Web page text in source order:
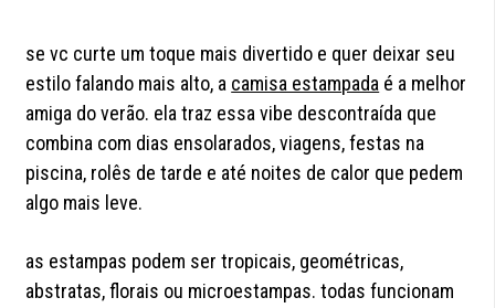
se vc curte um toque mais divertido e quer deixar seu
estilo falando mais alto, a camisa estampada é a melhor
amiga do verão. ela traz essa vibe descontraída que
combina com dias ensolarados, viagens, festas na
piscina, rolês de tarde e até noites de calor que pedem
algo mais leve.
as estampas podem ser tropicais, geométricas,
abstratas, florais ou microestampas. todas funcionam